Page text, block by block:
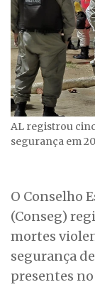
AL registrou
segurança em
O Conselho
(Conseg)
mortes
segurança
presentes